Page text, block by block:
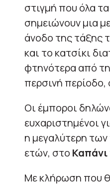
στιγμή που όλα
σημειώνουν μια
άνοδο της τάξης
και το κατσίκι
φτηνότερα από
περσινή περίοδο,
Οι έμποροι
ευχαριστημένοι
η μεγαλύτερη
ετών, στο Καπάνι
Με κλήρωση που